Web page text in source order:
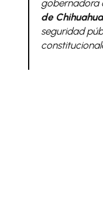
gobernadora
de Chihuahua
seguridad